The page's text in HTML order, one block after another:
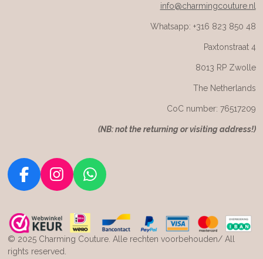
info@charmingcouture.nl
Whatsapp: +316 823 850 48
Paxtonstraat 4
8013 RP Zwolle
The Netherlands
CoC number: 76517209
(NB: not the returning or visiting address!)
F
c
e
b
I
s
t
a
W
a
s
© 2025 Charming Couture. Alle rechten voorbehouden/ All
rights reserved.